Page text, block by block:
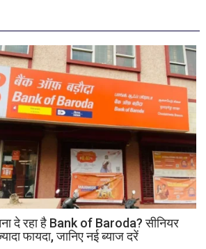
शिव
की
बैद्यनाथ
से
पहले
है
काली
का
श्रृंगार?
जानिए
हृदयपीठ
का
दे रहा है Bank of Baroda? सीनियर
फायदा, जानिए नई ब्याज दरें